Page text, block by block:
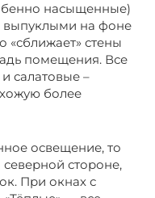
насыщенные)
выпуклыми на фоне
«сближает» стены
помещения. Все
салатовые –
более
освещение, то
стороне,
При окнах с